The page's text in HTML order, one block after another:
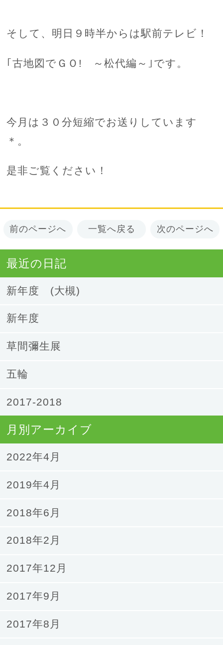
そして、明日９時半からは駅前テレビ！
｢古地図でＧＯ! ～松代編～｣です。
今月は３０分短縮でお送りしています
＊。
是非ご覧ください！
前のページへ 一覧へ戻る 次のページへ
最近の日記
新年度 (大槻)
新年度
草間彌生展
五輪
2017-2018
月別アーカイブ
2022年4月
2019年4月
2018年6月
2018年2月
2017年12月
2017年9月
2017年8月